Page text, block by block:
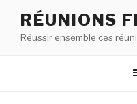
RÉUNIONS
Réussir ensemble ces